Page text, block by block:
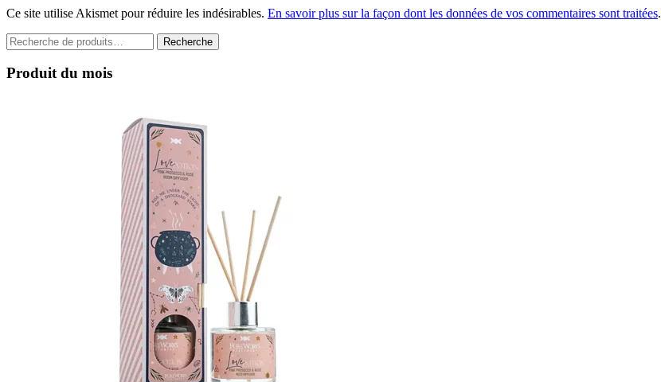
Ce site utilise Akismet pour réduire les indésirables. En savoir plus sur la façon dont les données de vos commentaires sont traitées.
Recherche
pour :
Recherche
Produit du mois